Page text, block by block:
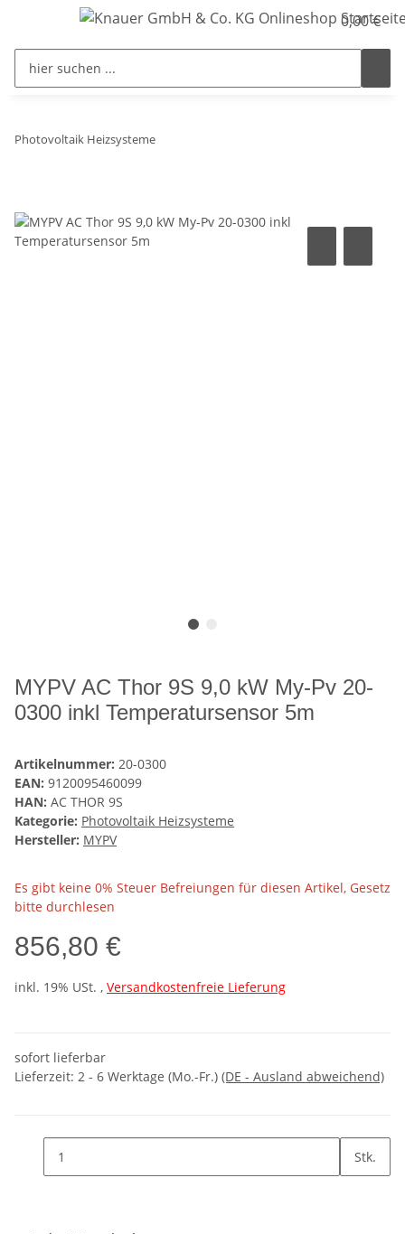
0,00 €
Photovoltaik Heizsysteme
MYPV AC Thor 9S 9,0 kW My-Pv 20-
0300 inkl Temperatursensor 5m
Artikelnummer: 20-0300
EAN: 9120095460099
HAN: AC THOR 9S
Kategorie: Photovoltaik Heizsysteme
Hersteller: MYPV
Es gibt keine 0% Steuer Befreiungen für diesen Artikel, Gesetz
bitte durchlesen
856,80 €
inkl. 19% USt. , Versandkostenfreie Lieferung
sofort lieferbar
Lieferzeit: 2 - 6 Werktage (Mo.-Fr.) (DE - Ausland abweichend)
Stk.